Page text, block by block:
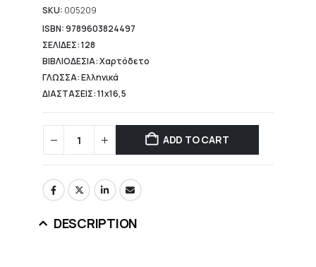
7,42 €.
SKU: 005209
ISBN: 9789603824497
ΣΕΛΙΔΕΣ: 128
ΒΙΒΛΙΟΔΕΣΙΑ: Χαρτόδετο
ΓΛΩΣΣΑ: Ελληνικά
ΔΙΑΣΤΑΣΕΙΣ: 11x16,5
ADD TO CART
DESCRIPTION